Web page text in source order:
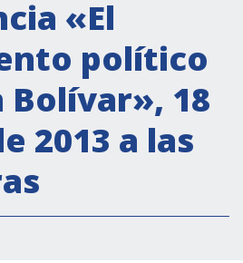
científica
América Latina y el Caribe
de la igualdad de
«El
político
Bolívar», 18
2013 a las